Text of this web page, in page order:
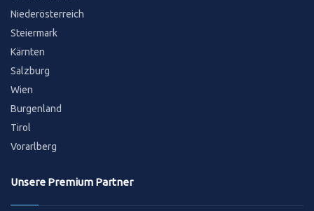
Niederösterreich
Steiermark
Kärnten
Salzburg
Wien
Burgenland
Tirol
Vorarlberg
Unsere Premium Partner